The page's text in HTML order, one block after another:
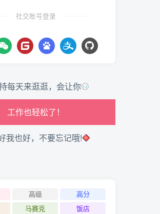
社交账号登录
每天来逛逛，会让你
腰也不酸了！
工作也轻松了！
我也好，不要忘记哦!
高级
高分
马赛克
饭店